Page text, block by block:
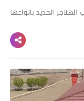
الحديد بانواعها